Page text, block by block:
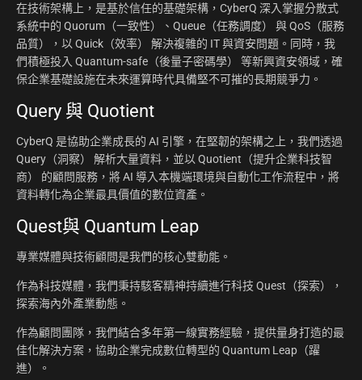
在技術架構上，是基於信任的基礎架構，CyberQ 深入掌握分散式
系統中的 Quorum（一致性）、Queue（任務調度） 與 QoS（服務
品質），以 Quick（效率） 解決複雜的 IT 與資安問題。同時，我
們積極投入 Quantum-safe（後量子密碼學） 等新興資安領域，確
保企業基礎設施在未來運算時代具備堅不可摧的長期競爭力。
Query 與 Quotient
CyberQ 是協助企業成長的 AI 引擎，在堅韌的架構之上，我們透過
Query（洞察） 解析大量資料，並以 Quotient（提升企業科技智
商） 的顧問服務，將 AI 導入本機端環境與自動化工作流程中，將
資料轉化為企業最具價值的數位資產。
Quest與 Quantum Leap
專業媒體與技術顧問是我們的核心雙動能。
作為科技媒體，我們秉持駭客精神持續進行科技 Quest（探索），
探索海內外產業動態。
作為顧問團隊，我們結合多年第一線實務經驗，提供量身打造的最
佳化解決方案，協助企業完成數位轉型的 Quantum Leap（躍
進）。